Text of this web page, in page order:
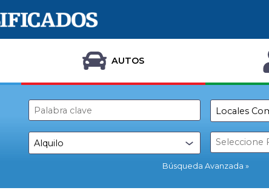
AUTOS
Búsqueda Avanzada